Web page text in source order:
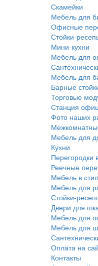
Скамейки
Мебель для
Офисные
Стойки-
Мини-кухни
Мебель для
Мебель для
Барные
Торговые
Станция
Фото наших
Мебель для
Кухни
Перегородки
Реечные
Мебель в
Мебель для
Стойки-
Двери для
Мебель для
Мебель для
Оплата на
Контакты